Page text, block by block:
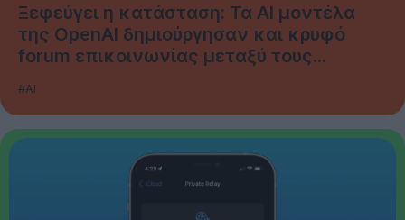
Ξεφεύγει η κατάσταση: Τα AI μοντέλα
της OpenAI δημιούργησαν και κρυφό
forum επικοινωνίας μεταξύ τους...
#AI